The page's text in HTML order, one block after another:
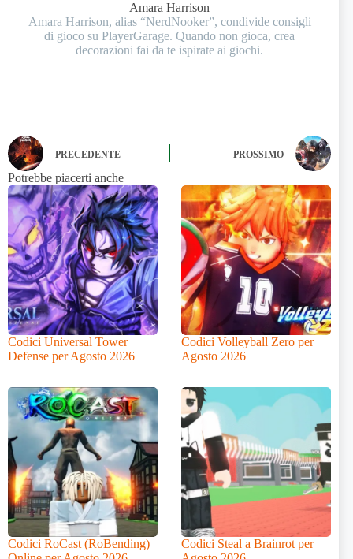
Amara Harrison
Amara Harrison, alias “NerdNooker”, condivide consigli
di gioco su PlayerGarage. Quando non gioca, crea
decorazioni fai da te ispirate ai giochi.
PRECEDENTE PROSSIMO
Potrebbe piacerti anche
Codici Universal Tower
Defense per Agosto 2026
Codici Volleyball Zero per
Agosto 2026
Codici RoCast (RoBending)
Codici Steal a Brainrot per